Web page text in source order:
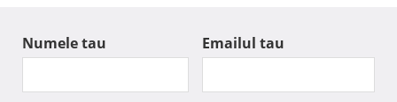
Numele tau Emailul tau